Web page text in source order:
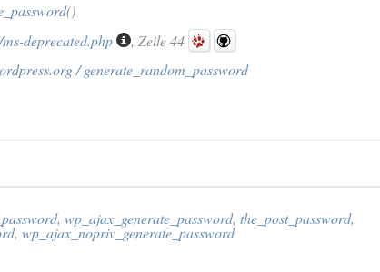
()
deprecated.php
, Zeile 44
/ generate_random_password
, wp_ajax_generate_password, the_post_password,
, wp_ajax_nopriv_generate_password